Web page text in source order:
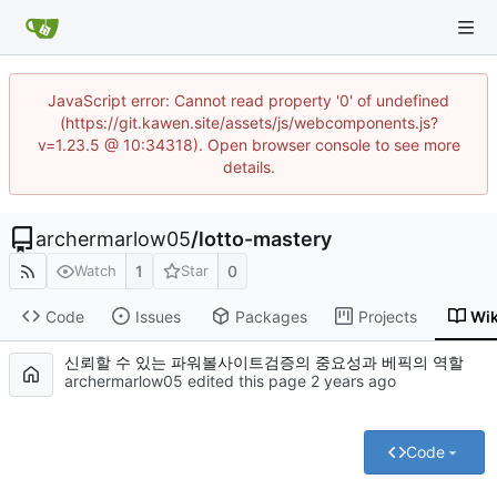
JavaScript error: Cannot read property '0' of undefined
(https://git.kawen.site/assets/js/webcomponents.js?
v=1.23.5 @ 10:34318). Open browser console to see more
details.
archermarlow05/lotto-mastery
Watch 1 Star 0
Code Issues Packages Projects
신뢰할 수 있는 파워볼사이트검증의 중요성과 베픽의 역할
archermarlow05 edited this page
Code